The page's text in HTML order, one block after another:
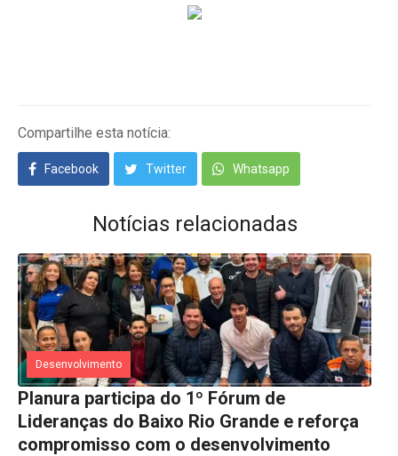
Compartilhe esta notícia:
Facebook Twitter Whatsapp
Notícias relacionadas
Desenvolvimento
Planura participa do 1º Fórum de
Lideranças do Baixo Rio Grande e reforça
compromisso com o desenvolvimento